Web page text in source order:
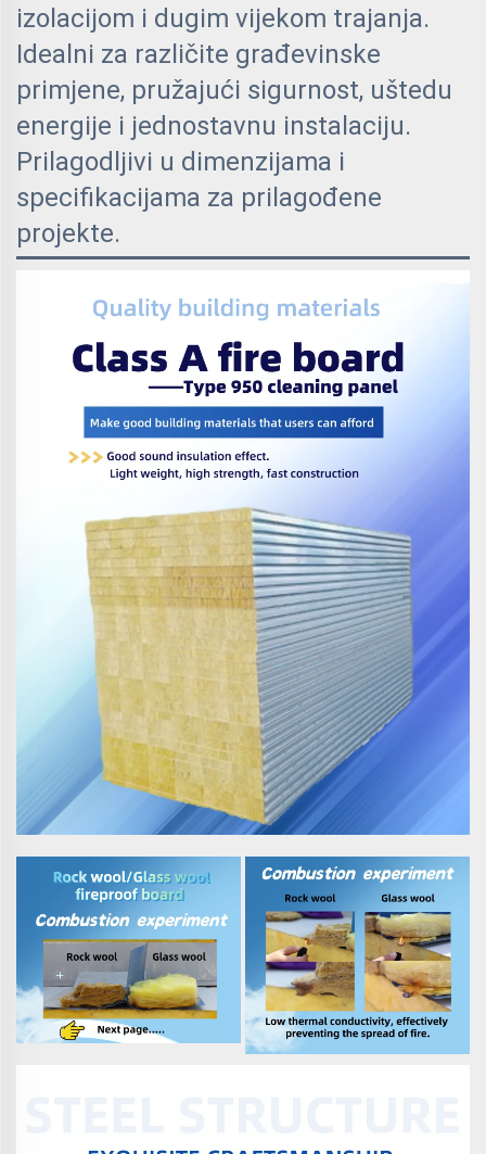
izolacijom i dugim vijekom trajanja.
Idealni za različite građevinske
primjene, pružajući sigurnost, uštedu
energije i jednostavnu instalaciju.
Prilagodljivi u dimenzijama i
specifikacijama za prilagođene
projekte.